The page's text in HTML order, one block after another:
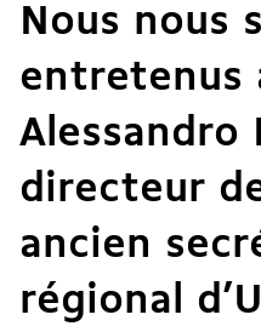
Nous nous
entretenus
Alessandro
directeur
ancien
régional